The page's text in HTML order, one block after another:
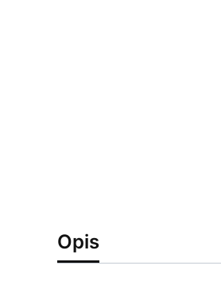
Opis